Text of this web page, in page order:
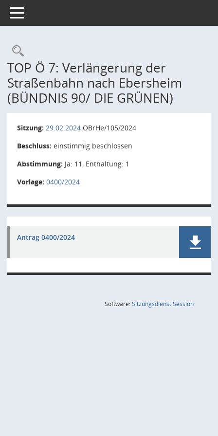
Toggle navigation
Rechercheauswahl
TOP Ö 7: Verlängerung der
Straßenbahn nach Ebersheim
(BÜNDNIS 90/ DIE GRÜNEN)
Sitzung: 29.02.2024 OBrHe/105/2024
Beschluss: einstimmig beschlossen
Abstimmung: Ja: 11, Enthaltung: 1
Vorlage: 0400/2024
Antrag 0400/2024
Software:SitzungsdienstSession(Wird in